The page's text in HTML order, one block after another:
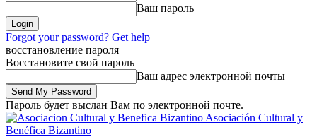
Ваш пароль
Forgot your password? Get help
восстановление пароля
Восстановите свой пароль
Ваш адрес электронной почты
Пароль будет выслан Вам по электронной почте.
Asociación Cultural y
Benéfica Bizantino